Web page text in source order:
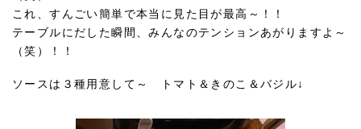
これ、すんごい簡単で本当に見た目が最高～！！
テーブルにだした瞬間、みんなのテンションあがりますよ～
（笑）！！
ソースは３種用意して～ トマト＆きのこ＆バジル↓